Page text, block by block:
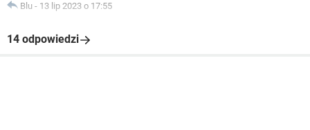
Blu - 13 lip 2023 o 17:55
14 odpowiedzi